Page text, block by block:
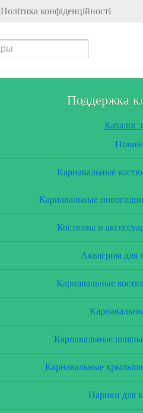
Політика конфіденційності
Поддержка
Каталог
Карнавальные
Карнавальные
Костюмы и
Аквагрим для
Карнавальные
Карнавальные
Карнавальные
Парики для